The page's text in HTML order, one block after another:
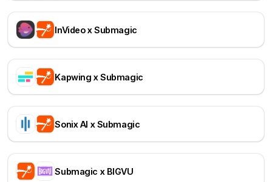
InVideo x Submagic
Kapwing x Submagic
Sonix AI x Submagic
Submagic x BIGVU